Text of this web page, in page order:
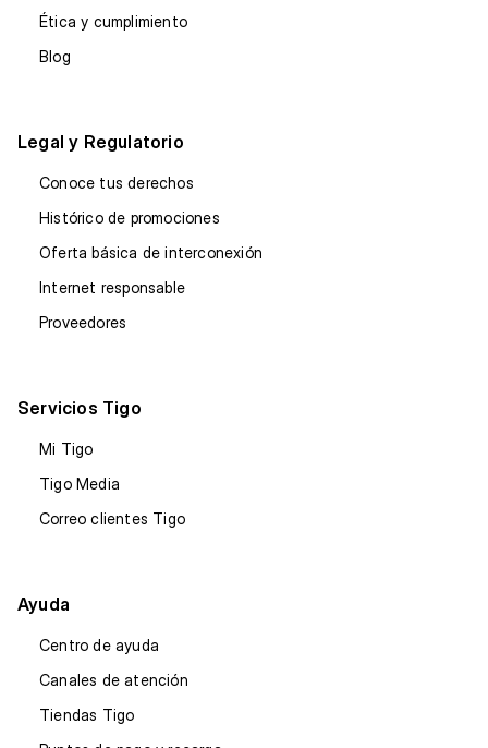
Ética y cumplimiento
Blog
Legal y Regulatorio
Conoce tus derechos
Histórico de promociones
Oferta básica de interconexión
Internet responsable
Proveedores
Servicios Tigo
Mi Tigo
Tigo Media
Correo clientes Tigo
Ayuda
Centro de ayuda
Canales de atención
Tiendas Tigo